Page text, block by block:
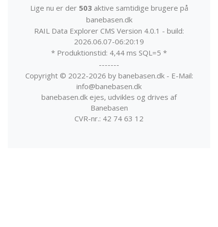
Lige nu er der 503aktive samtidige brugere på
banebasen.dk
RAIL Data Explorer CMS Version 4.0.1 - build:
2026.06.07-06:20:19
* Produktionstid: 4,44 ms SQL=5 *
-------
Copyright © 2022-2026 by banebasen.dk - E-Mail:
info@banebasen.dk
banebasen.dk ejes, udvikles og drives af
Banebasen
CVR-nr.: 42 74 63 12